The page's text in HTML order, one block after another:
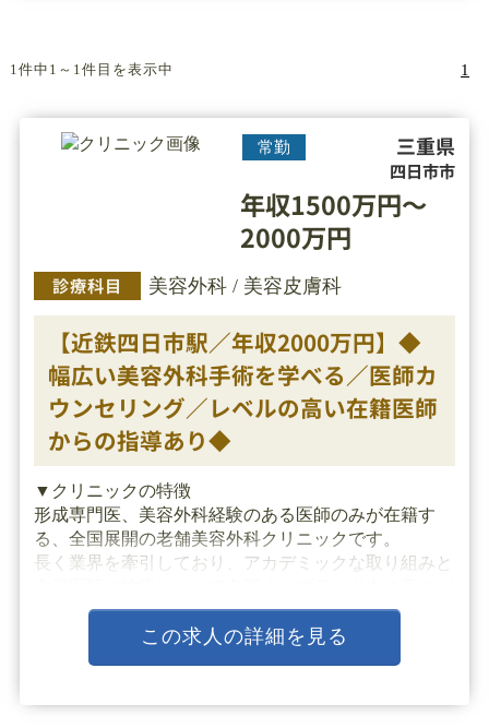
1件中1～1件目を表示中 1
常勤 三重県
四日市市
年収1500万円～
2000万円
診療科目 美容外科 / 美容皮膚科
【近鉄四日市駅／年収2000万円】◆
幅広い美容外科手術を学べる／医師カ
ウンセリング／レベルの高い在籍医師
からの指導あり◆
▼クリニックの特徴
形成専門医、美容外科経験のある医師のみが在籍す
る、全国展開の老舗美容外科クリニックです。
長く業界を牽引しており、アカデミックな取り組みと
あります。
カウンセラーは在籍しておらず、医師・看護師の医療
従事者がカウンセリングを行い、患者様に・・・
この求人の詳細を見る